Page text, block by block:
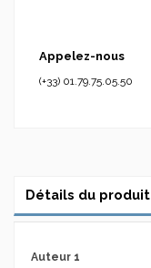
Appelez-nous
(+33) 01.79.75.05.50
Détails du produit
Auteur 1